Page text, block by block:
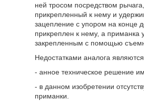
ней тросом посредством
прикрепленный к нему и
зацепление с упором на конце
прикреплен к нему, а
закрепленным с помощью
Недостатками аналога
- анное техническое решение
- в данном изобретении
приманки.